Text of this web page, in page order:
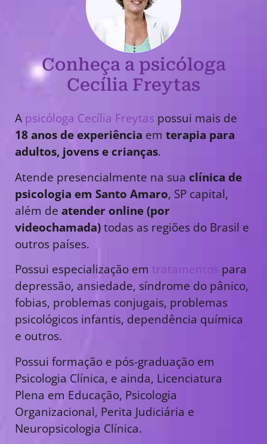
Conheça a psicóloga
Cecília Freytas
A psicóloga Cecília Freytas possui mais de
18 anos de experiência em terapia para
adultos, jovens e crianças.
Atende presencialmente na sua clínica de
psicologia em Santo Amaro, SP capital,
além de atender online (por
videochamada)todas as regiões do Brasil e
outros países.
Possui especialização em tratamentos para
depressão, ansiedade, síndrome do pânico,
fobias, problemas conjugais, problemas
psicológicos infantis, dependência química
e outros.
Possui formação e pós-graduação em
Psicologia Clínica, e ainda, Licenciatura
Plena em Educação, Psicologia
Organizacional, Perita Judiciária e
Neuropsicologia Clínica.